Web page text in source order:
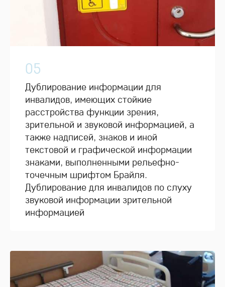
05
Дублирование информации для
инвалидов, имеющих стойкие
расстройства функции зрения,
зрительной и звуковой информацией, а
также надписей, знаков и иной
текстовой и графической информации
знаками, выполненными рельефно-
точечным шрифтом Брайля.
Дублирование для инвалидов по слуху
звуковой информации зрительной
информацией